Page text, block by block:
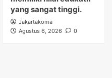
yang sangat tinggi.
Jakartakoma
Agustus 6, 2026
0